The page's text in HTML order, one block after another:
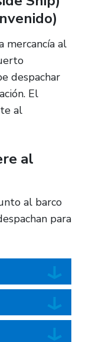
mercancía al
despachar
El
al
al
al barco
para